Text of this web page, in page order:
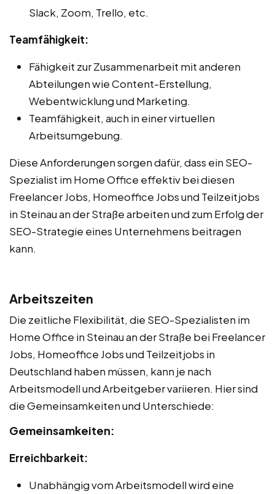
Slack, Zoom, Trello, etc.
Teamfähigkeit:
Fähigkeit zur Zusammenarbeit mit anderen
Abteilungen wie Content-Erstellung,
Webentwicklung und Marketing.
Teamfähigkeit, auch in einer virtuellen
Arbeitsumgebung.
Diese Anforderungen sorgen dafür, dass ein SEO-
Spezialist im Home Office effektiv bei diesen
Freelancer Jobs, Homeoffice Jobs und Teilzeitjobs
in Steinau an der Straße arbeiten und zum Erfolg der
SEO-Strategie eines Unternehmens beitragen
kann.
Arbeitszeiten
Die zeitliche Flexibilität, die SEO-Spezialisten im
Home Office in Steinau an der Straße bei Freelancer
Jobs, Homeoffice Jobs und Teilzeitjobs in
Deutschland haben müssen, kann je nach
Arbeitsmodell und Arbeitgeber variieren. Hier sind
die Gemeinsamkeiten und Unterschiede:
Gemeinsamkeiten:
Erreichbarkeit:
Unabhängig vom Arbeitsmodell wird eine